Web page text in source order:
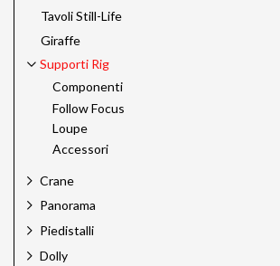
Tavoli Still-Life
Giraffe
Supporti Rig
Componenti
Follow Focus
Loupe
Accessori
Crane
Panorama
Piedistalli
Dolly